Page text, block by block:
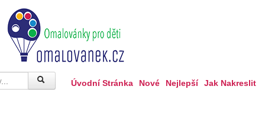
Úvodní Stránka Nové Nejlepší Jak Nakreslit